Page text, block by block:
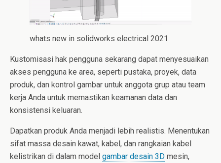
whats new in solidworks electrical 2021
Kustomisasi hak pengguna sekarang dapat menyesuaikan
akses pengguna ke area, seperti pustaka, proyek, data
produk, dan kontrol gambar untuk anggota grup atau team
kerja Anda untuk memastikan keamanan data dan
konsistensi keluaran.
Dapatkan produk Anda menjadi lebih realistis. Menentukan
sifat massa desain kawat, kabel, dan rangkaian kabel
kelistrikan di dalam model gambar desain 3D mesin,